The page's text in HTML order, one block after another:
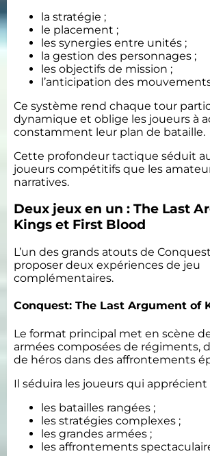
la stratégie ;
le placement ;
les synergies entre unités ;
la gestion des personnages ;
les objectifs de mission ;
l’anticipation des
Ce système rend chaque tour
dynamique et oblige les joueurs à
constamment leur plan de bataille.
Cette profondeur tactique séduit
joueurs compétitifs que les
narratives.
Deux jeux en un : The Last
Kings et First Blood
L’un des grands atouts de
proposer deux expériences de jeu
complémentaires.
Conquest: The Last Argument of
Le format principal met en scène
armées composées de régiments,
de héros dans des affrontements
Il séduira les joueurs qui apprécient
les batailles rangées ;
les stratégies complexes ;
les grandes armées ;
les affrontements